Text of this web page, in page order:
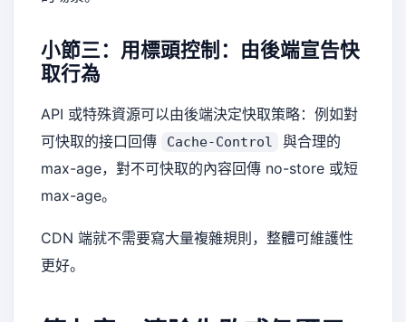
小節三：用標頭控制：由後端宣告快
取行為
API 或特殊資源可以由後端決定快取策略：例如對
可快取的接口回傳
Cache-Control
與合理的
max-age，對不可快取的內容回傳 no-store 或短
max-age。
CDN 端就不需要寫大量複雜規則，整體可維護性
更好。